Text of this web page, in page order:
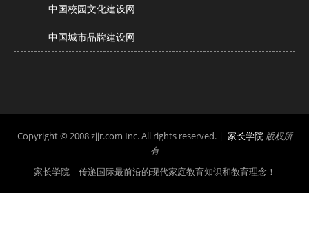
中国校园文化建设网
中国城市品牌建设网
Copyright © 2008 zjjr.com Inc. All rights reserved. | 家长学院 版权所
有
家长学院 传递国际最前沿的现代家庭教育知识和教育理念！